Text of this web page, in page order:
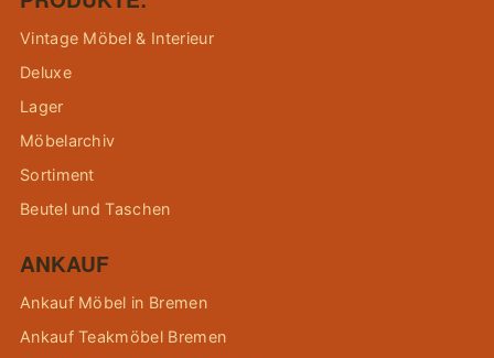
Vintage Möbel & Interieur
Deluxe
Lager
Möbelarchiv
Sortiment
Beutel und Taschen
ANKAUF
Ankauf Möbel in Bremen
Ankauf Teakmöbel Bremen